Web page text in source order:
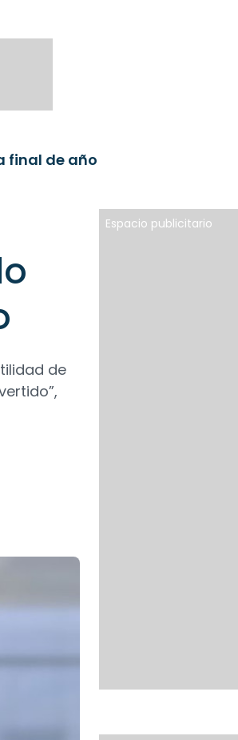
final de año
de
Espacio publicitario